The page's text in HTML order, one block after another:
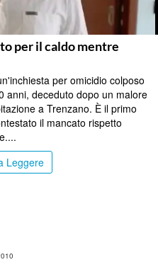
per il caldo mentre
per omicidio colposo
anni, deceduto dopo un malore
a Trenzano. È il primo
il mancato rispetto
Leggere